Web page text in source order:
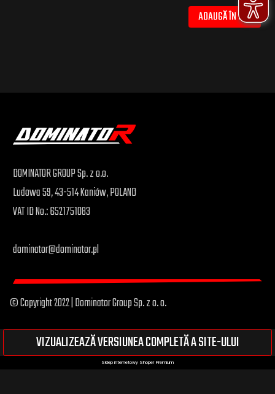
ADAUGĂ ÎN COȘ
DOMINATOR GROUP Sp. z o.o.
Ludowa 59, 43-514 Kaniów, POLAND
VAT ID No.: 6521751083
dominator@dominator.pl
© Copyright 2022 | Dominator Group Sp. z o. o.
VIZUALIZEAZĂ VERSIUNEA COMPLETĂ A SITE-ULUI
Sklep internetowy Shoper Premium